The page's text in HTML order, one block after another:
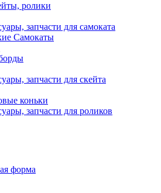
ролики
запчасти для самоката
Самокаты
запчасти для скейта
коньки
запчасти для роликов
форма